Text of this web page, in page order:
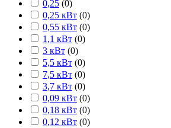
0,25 (0)
0,25 кВт (0)
0,55 кВт (0)
1,1 кВт (0)
3 кВт (0)
5,5 кВт (0)
7,5 кВт (0)
3,7 кВт (0)
0,09 кВт (0)
0,18 кВт (0)
0,12 кВт (0)